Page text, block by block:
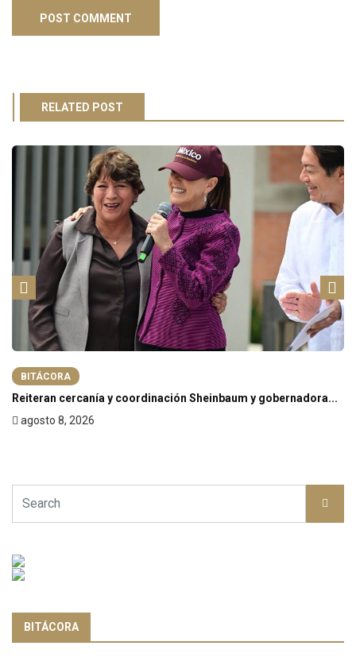
RELATED POST
BITÁCORA
Reiteran cercanía y coordinación Sheinbaum y gobernadora...
agosto 8, 2026
BITÁCORA